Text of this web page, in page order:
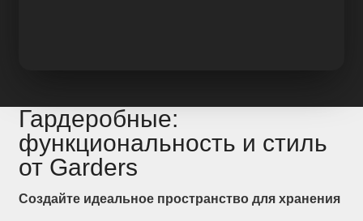
Гардеробные:
функциональность и стиль
от Garders
Создайте идеальное пространство для хранения